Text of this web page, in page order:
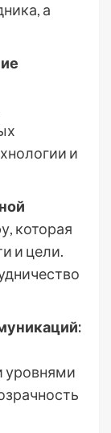
а
и
которая
и цели.
уровнями